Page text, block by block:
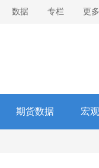
数据 专栏 更多
期货数据 宏